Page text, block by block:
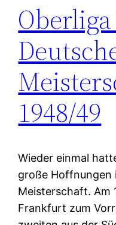
1948/49
Wieder einmal
große Hoffnungen
Meisterschaft. Am
Frankfurt zum